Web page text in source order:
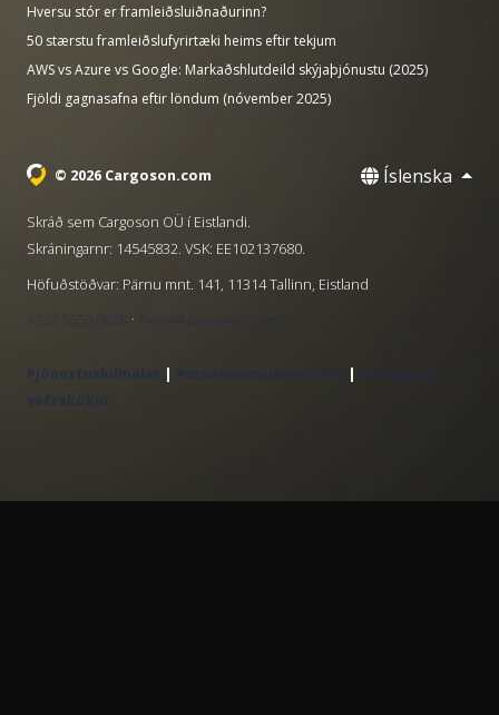
Hversu stór er framleiðsluiðnaðurinn?
50 stærstu framleiðslufyrirtæki heims eftir tekjum
AWS vs Azure vs Google: Markaðshlutdeild skýjaþjónustu (2025)
Fjöldi gagnasafna eftir löndum (nóvember 2025)
© 2026 Cargoson.com Íslenska
Skráð sem Cargoson OÜ í Eistlandi.
Skráningarnr: 14545832. VSK: EE102137680.
Höfuðstöðvar: Pärnu mnt. 141, 11314 Tallinn, Eistland
+372 5555 0028
·
| |
Stefna um